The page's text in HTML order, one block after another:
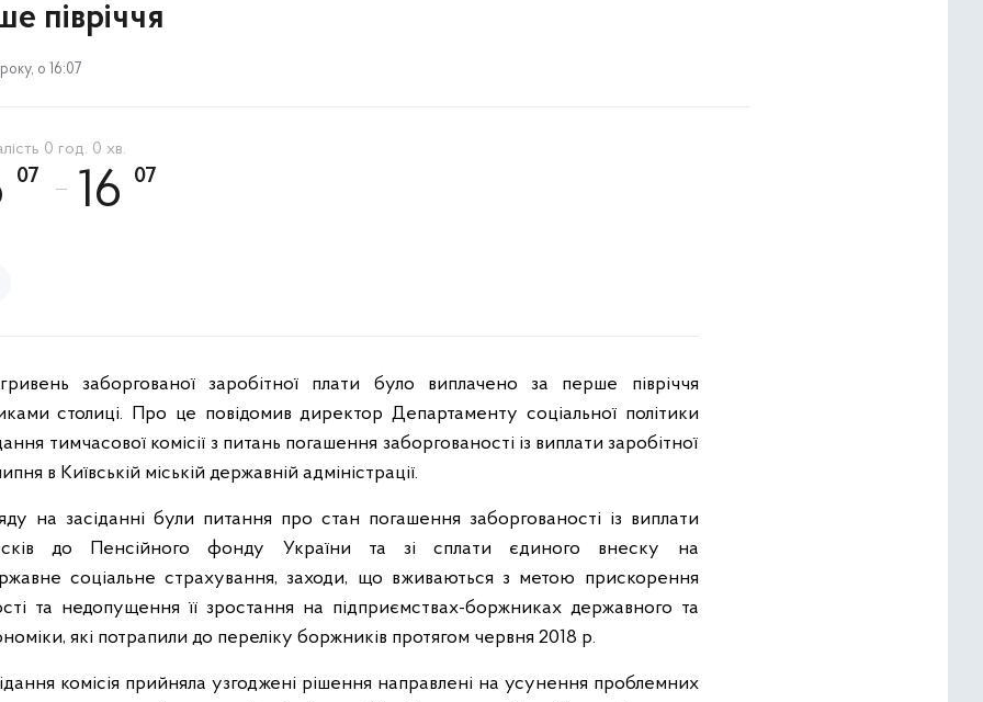
півріччя
о 16:07
0 год. 0 хв.
07 16 07
заборгованої заробітної плати було виплачено за перше півріччя
столиці. Про це повідомив директор Департаменту соціальної політики
тимчасової комісії з питань погашення заборгованості із виплати заробітної
в Київській міській державній адміністрації.
засіданні були питання про стан погашення заборгованості із виплати
до Пенсійного фонду України та зі сплати єдиного внеску на
соціальне страхування, заходи, що вживаються з метою прискорення
та недопущення її зростання на підприємствах-боржниках державного та
які потрапили до переліку боржників протягом червня 2018 р.
комісія прийняла узгоджені рішення направлені на усунення проблемних